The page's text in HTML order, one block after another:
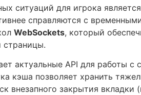
ситуаций для игрока
справляются с
WebSockets, который
страницы.
актуальные API для работы с
кэша позволяет хранить
внезапного закрытия вкладки